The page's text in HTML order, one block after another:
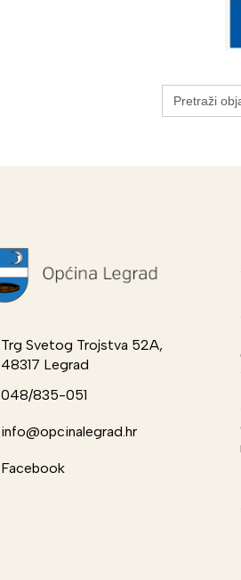
Search
for:
Trg Svetog Trojstva 52A,
48317 Legrad
048/835-051
info@opcinalegrad.hr
Facebook